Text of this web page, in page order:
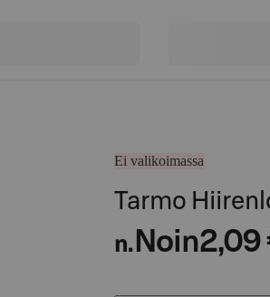
Ei valikoimassa
Tarmo
n. Noin2,09